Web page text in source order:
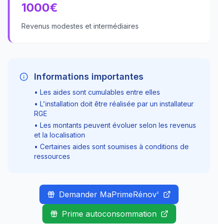
1000€
Revenus modestes et intermédiaires
Informations importantes
• Les aides sont cumulables entre elles
• L'installation doit être réalisée par un installateur
RGE
• Les montants peuvent évoluer selon les revenus
et la localisation
• Certaines aides sont soumises à conditions de
ressources
Demander MaPrimeRénov'
Prime autoconsommation